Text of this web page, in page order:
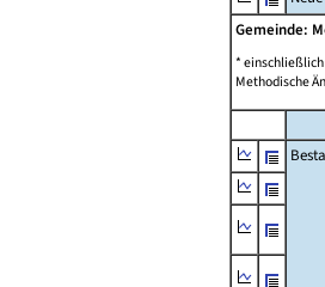
Gemeinde:
*
Methodische